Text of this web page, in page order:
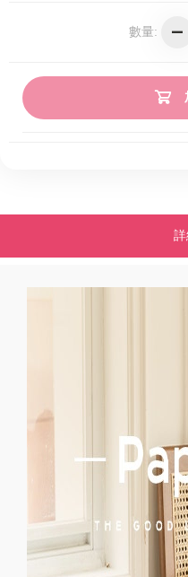
數量: